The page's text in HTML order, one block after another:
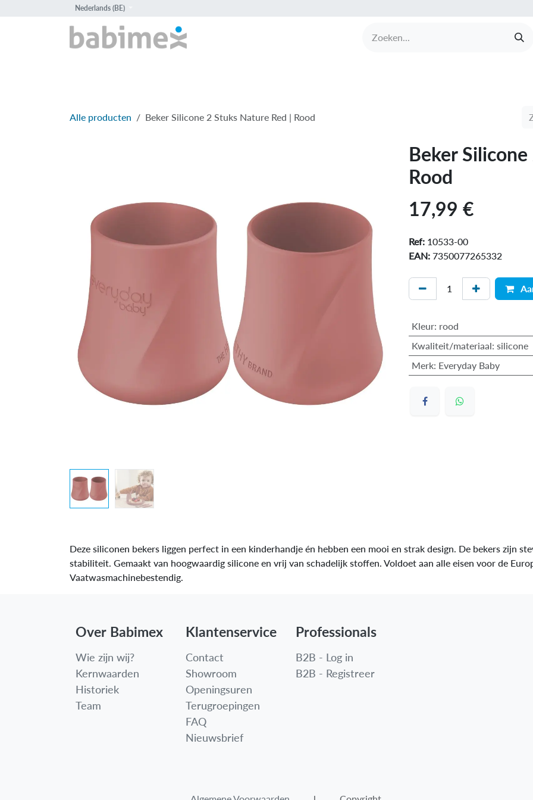
Overslaan naar inhoudNederlands (BE)
Alle producten Beker Silicone 2 Stuks Nature Red | Rood
Beker
Rood
17,99 €
Ref: 10533-00
EAN: 7350077265332
Kleur: rood
Kwaliteit/materiaal: silicone
Merk: Everyday Baby
Deze siliconen bekers liggen perfect in een kinderhandje én hebben een mooi en strak design. De bekers zijn
stabiliteit. Gemaakt van hoogwaardig silicone en vrij van schadelijk stoffen. Voldoet aan alle eisen voor de
Vaatwasmachinebestendig.
Over Babimex
Wie zijn wij?
Kernwaarden
Historiek
Team
Klantenservice
Contact
Showroom
Openingsuren
Terugroepingen
FAQ
Nieuwsbrief
Professionals
B2B - Log in
B2B - Registreer